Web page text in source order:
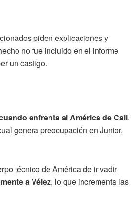
piden explicaciones y
no fue incluido en el informe
un castigo.
enfrenta al América de Cali.
genera preocupación en Junior,
técnico de América de invadir
a Vélez, lo que incrementa las